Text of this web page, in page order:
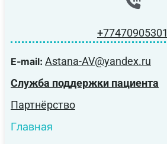
+77470905301
E-mail: Astana-AV@yandex.ru
Служба поддержки пациента
Партнёрство
Главная